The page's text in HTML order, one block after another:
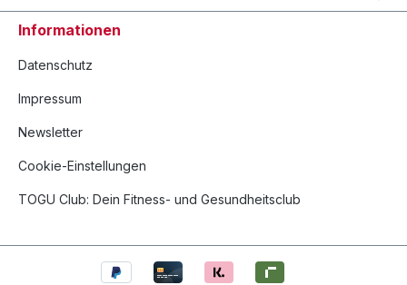
Informationen
Datenschutz
Impressum
Newsletter
Cookie-Einstellungen
TOGU Club: Dein Fitness- und Gesundheitsclub